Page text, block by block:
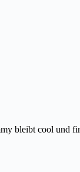
bleibt cool und